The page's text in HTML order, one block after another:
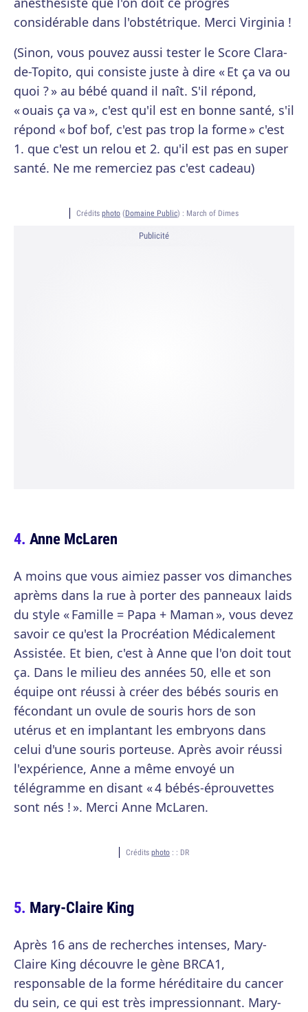
considérable dans l'obstétrique. Merci Virginia !
(Sinon, vous pouvez aussi tester le Score Clara-
de-Topito, qui consiste juste à dire « Et ça va ou
quoi ? » au bébé quand il naît. S'il répond,
« ouais ça va », c'est qu'il est en bonne santé, s'il
répond « bof bof, c'est pas trop la forme » c'est
1. que c'est un relou et 2. qu'il est pas en super
santé. Ne me remerciez pas c'est cadeau)
Crédits photo (Domaine Public) : March of Dimes
Publicité
Anne McLaren
A moins que vous aimiez passer vos dimanches
aprèms dans la rue à porter des panneaux laids
du style « Famille = Papa + Maman », vous devez
savoir ce qu'est la Procréation Médicalement
Assistée. Et bien, c'est à Anne que l'on doit tout
ça. Dans le milieu des années 50, elle et son
équipe ont réussi à créer des bébés souris en
fécondant un ovule de souris hors de son
utérus et en implantant les embryons dans
celui d'une souris porteuse. Après avoir réussi
l'expérience, Anne a même envoyé un
télégramme en disant « 4 bébés-éprouvettes
sont nés ! ». Merci Anne McLaren.
Crédits photo : : DR
Mary-Claire King
Après 16 ans de recherches intenses, Mary-
Claire King découvre le gène BRCA1,
responsable de la forme héréditaire du cancer
du sein, ce qui est très impressionnant. Mary-